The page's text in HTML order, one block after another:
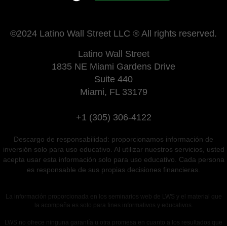
©2024 Latino Wall Street LLC ® All rights reserved.
Latino Wall Street
1835 NE Miami Gardens Drive
Suite 440
Miami, FL 33179
+1 (305) 306-4122
Descargo de responsabilidad: proporcionamos información de
inversión solo para uso educativo. Al utilizar nuestros servicios, usted
acepta usar esta información solo para uso educativo. Cada persona
es responsable de sus propias decisiones financieras.
La información proporcionada en los seminarios web de LWS y el material que
la acompaña es solo para fines informativos y educativos.
LWS no ofrece ninguna garantía u otra promesa en cuanto a los resultados que